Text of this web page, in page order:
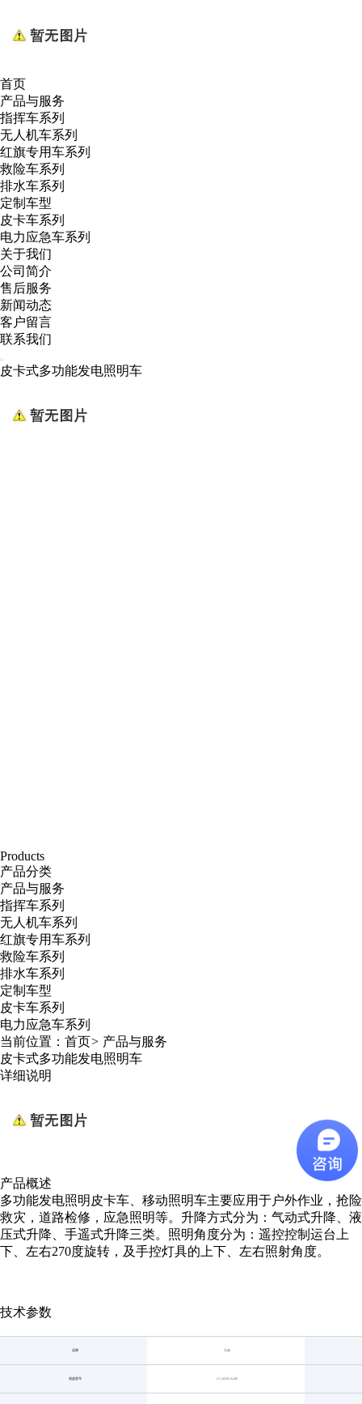
首页
产品与服务
指挥车系列
无人机车系列
红旗专用车系列
救险车系列
排水车系列
定制车型
皮卡车系列
电力应急车系列
关于我们
公司简介
售后服务
新闻动态
客户留言
联系我们
皮卡式多功能发电照明车
Products
产品分类
产品与服务
指挥车系列
无人机车系列
红旗专用车系列
救险车系列
排水车系列
定制车型
皮卡车系列
电力应急车系列
当前位置： 首页> 产品与服务
皮卡式多功能发电照明车
详细说明
产品概述
多功能发电照明皮卡车、移动照明车主要应用于户外作业，抢险
救灾，道路检修，应急照明等。升降方式分为：气动式升降、液
压式升降、手遥式升降三类。照明角度分为：遥控控制运台上
下、左右270度旋转，及手控灯具的上下、左右照射角度。
技术参数
品牌 九瑞
底盘型号 CC1030UA20F